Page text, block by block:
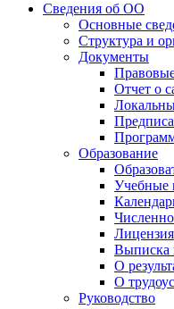
Сведения об ОО
Основные
Структура и
Документы
Отчет о
Образование
Учебные
Лицензия
Выписка
О
О
Руководство